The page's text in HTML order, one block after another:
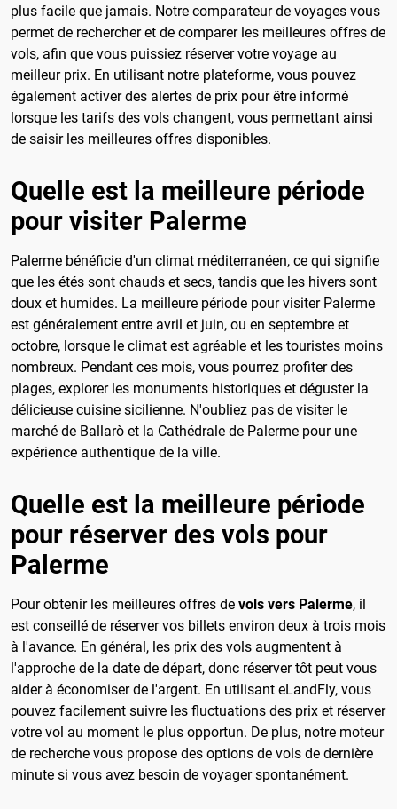
plus facile que jamais. Notre comparateur de voyages vous
permet de rechercher et de comparer les meilleures offres de
vols, afin que vous puissiez réserver votre voyage au
meilleur prix. En utilisant notre plateforme, vous pouvez
également activer des alertes de prix pour être informé
lorsque les tarifs des vols changent, vous permettant ainsi
de saisir les meilleures offres disponibles.
Quelle est la meilleure période
pour visiter Palerme
Palerme bénéficie d'un climat méditerranéen, ce qui signifie
que les étés sont chauds et secs, tandis que les hivers sont
doux et humides. La meilleure période pour visiter Palerme
est généralement entre avril et juin, ou en septembre et
octobre, lorsque le climat est agréable et les touristes moins
nombreux. Pendant ces mois, vous pourrez profiter des
plages, explorer les monuments historiques et déguster la
délicieuse cuisine sicilienne. N'oubliez pas de visiter le
marché de Ballarò et la Cathédrale de Palerme pour une
expérience authentique de la ville.
Quelle est la meilleure période
pour réserver des vols pour
Palerme
Pour obtenir les meilleures offres de vols vers Palerme, il
est conseillé de réserver vos billets environ deux à trois mois
à l'avance. En général, les prix des vols augmentent à
l'approche de la date de départ, donc réserver tôt peut vous
aider à économiser de l'argent. En utilisant eLandFly, vous
pouvez facilement suivre les fluctuations des prix et réserver
votre vol au moment le plus opportun. De plus, notre moteur
de recherche vous propose des options de vols de dernière
minute si vous avez besoin de voyager spontanément.